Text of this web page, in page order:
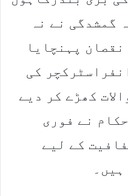
گمشدگی نے نہ
نقصان پہنچایا
کی
کھڑے کر دیے
نے فوری
کے لیے